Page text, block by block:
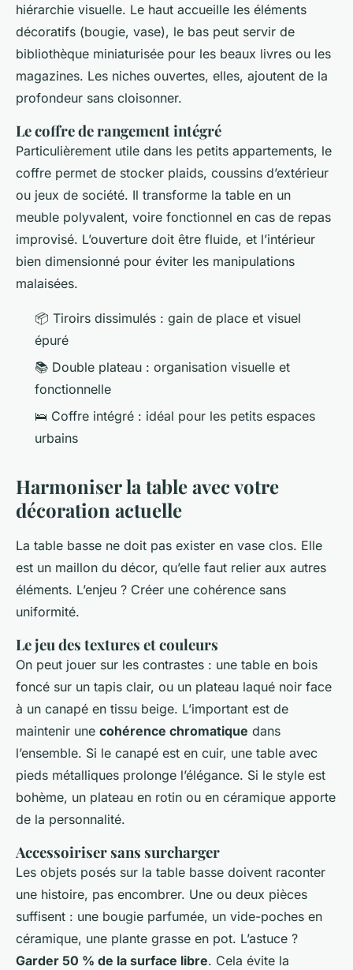
hiérarchie visuelle. Le haut accueille les éléments
décoratifs (bougie, vase), le bas peut servir de
bibliothèque miniaturisée pour les beaux livres ou les
magazines. Les niches ouvertes, elles, ajoutent de la
profondeur sans cloisonner.
Le coffre de rangement intégré
Particulièrement utile dans les petits appartements, le
coffre permet de stocker plaids, coussins d’extérieur
ou jeux de société. Il transforme la table en un
meuble polyvalent, voire fonctionnel en cas de repas
improvisé. L’ouverture doit être fluide, et l’intérieur
bien dimensionné pour éviter les manipulations
malaisées.
📦 Tiroirs dissimulés : gain de place et visuel
épuré
📚 Double plateau : organisation visuelle et
fonctionnelle
🛌 Coffre intégré : idéal pour les petits espaces
urbains
Harmoniser la table avec votre
décoration actuelle
La table basse ne doit pas exister en vase clos. Elle
est un maillon du décor, qu’elle faut relier aux autres
éléments. L’enjeu ? Créer une cohérence sans
uniformité.
Le jeu des textures et couleurs
On peut jouer sur les contrastes : une table en bois
foncé sur un tapis clair, ou un plateau laqué noir face
à un canapé en tissu beige. L’important est de
maintenir une cohérence chromatique dans
l’ensemble. Si le canapé est en cuir, une table avec
pieds métalliques prolonge l’élégance. Si le style est
bohème, un plateau en rotin ou en céramique apporte
de la personnalité.
Accessoiriser sans surcharger
Les objets posés sur la table basse doivent raconter
une histoire, pas encombrer. Une ou deux pièces
suffisent : une bougie parfumée, un vide-poches en
céramique, une plante grasse en pot. L’astuce ?
Garder 50 % de la surface libre. Cela évite la